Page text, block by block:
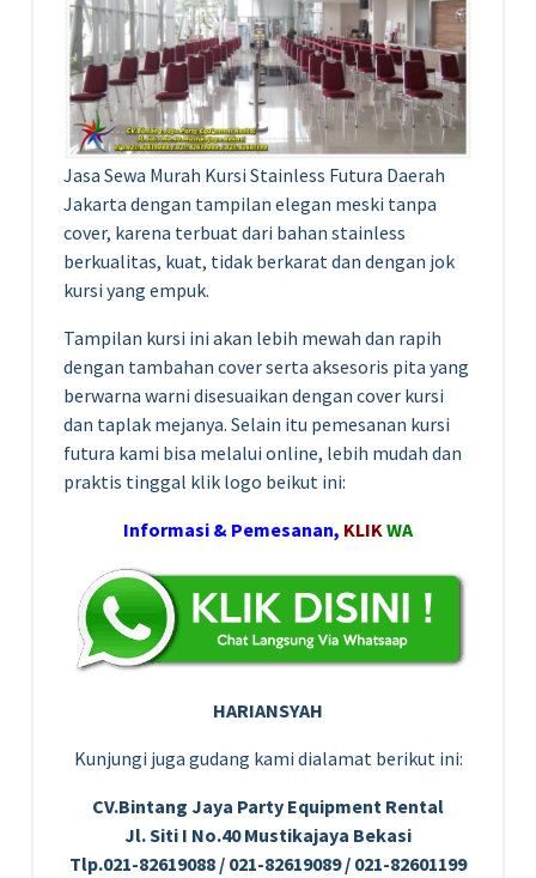
Jasa Sewa Murah Kursi Stainless Futura Daerah
Jakarta dengan tampilan elegan meski tanpa
cover, karena terbuat dari bahan stainless
berkualitas, kuat, tidak berkarat dan dengan jok
kursi yang empuk.
Tampilan kursi ini akan lebih mewah dan rapih
dengan tambahan cover serta aksesoris pita yang
berwarna warni disesuaikan dengan cover kursi
dan taplak mejanya. Selain itu pemesanan kursi
futura kami bisa melalui online, lebih mudah dan
praktis tinggal klik logo beikut ini:
Informasi & Pemesanan, KLIK WA
HARIANSYAH
Kunjungi juga gudang kami dialamat berikut ini:
CV.Bintang Jaya Party Equipment Rental
Jl. Siti I No.40 Mustikajaya Bekasi
Tlp.021-82619088 / 021-82619089 / 021-82601199